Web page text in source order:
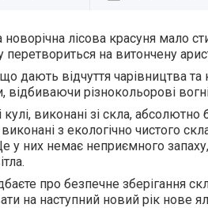
лісова красуня мало
перетвориться на витончену
що дають відчуття чарівництва
різнокольорові
кулі, виконані зі скла,
з екологічно чистого
них немає неприємного запаху,
про безпечне зберігання
на наступний новий рік нове